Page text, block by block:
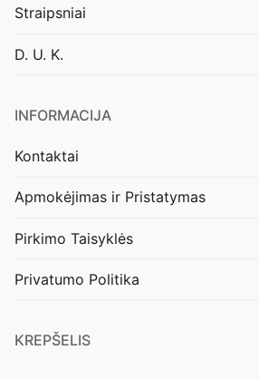
Straipsniai
D. U. K.
INFORMACIJA
Kontaktai
Apmokėjimas ir Pristatymas
Pirkimo Taisyklės
Privatumo Politika
KREPŠELIS